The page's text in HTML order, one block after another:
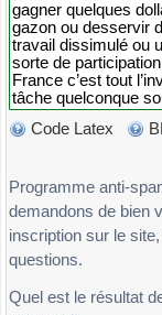
Code Latex
Programme anti-
demandons de bien
inscription sur le
questions.
Quel est le résultat